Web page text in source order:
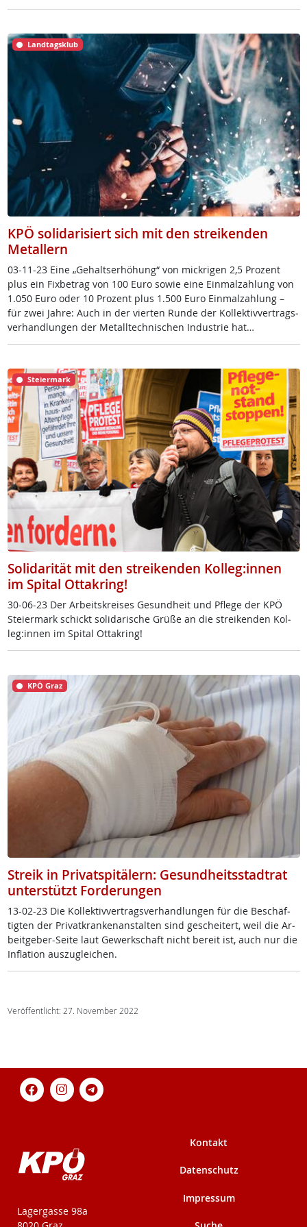
Landtagsklub
KPÖ solidarisiert sich mit den streikenden
Metallern
03-11-23 Ei­ne „Ge­halts­er­höh­ung“ von mick­ri­gen 2,5 Pro­zent
plus ein Fix­be­trag von 100 Eu­ro so­wie ei­ne Ein­mal­zah­lung von
1.050 Eu­ro oder 10 Pro­zent plus 1.500 Eu­ro Ein­mal­zah­lung –
für zwei Jah­re: Auch in der vier­ten Run­de der Kol­lek­tiv­ver­trags­
ver­hand­lun­gen der Me­tall­tech­ni­schen In­du­s­trie hat…
Steiermark
Solidarität mit den streikenden Kolleg:innen
im Spital Ottakring!
30-06-23 Der Ar­beits­k­rei­ses Ge­sund­heit und Pf­le­ge der KPÖ
Stei­er­mark schickt so­li­da­ri­sche Grü­ße an die st­rei­ken­den Kol­
leg:in­nen im Spi­tal Ot­ta­kring!
KPÖ Graz
Streik in Privatspitälern: Gesundheitsstadtrat
unterstützt Forderungen
13-02-23 Die Kol­lek­tiv­ver­trags­ver­hand­lun­gen für die Be­schäf­
tig­ten der Pri­vat­kran­ken­an­stal­ten sind ge­schei­tert, weil die Ar­
beit­ge­ber-Sei­te laut Ge­werk­schaft nicht be­reit ist, auch nur die
In­fla­ti­on aus­zu­g­lei­chen.
Veröffentlicht: 27. November 2022
KPÖ-Steiermark
Lagergasse 98a
Kontakt
Datenschutz
Impressum